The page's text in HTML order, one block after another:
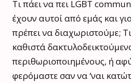
Τι πάει να πει LGBT
έχουν αυτοί από εμάς και
πρέπει να διαχωριστούμε;
καθιστά
περιθωριοποιημένους, ή
φερόμαστε σαν να ‘ναι